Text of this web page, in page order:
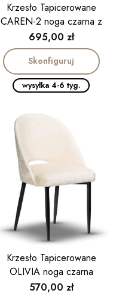
Krzesło Tapicerowane
CAREN-2 noga czarna z
podłokietnikiem
Cena
695,00 zł
Skonfiguruj
wysyłka 4-6 tyg.
Krzesło Tapicerowane
OLIVIA noga czarna
Cena
570,00 zł